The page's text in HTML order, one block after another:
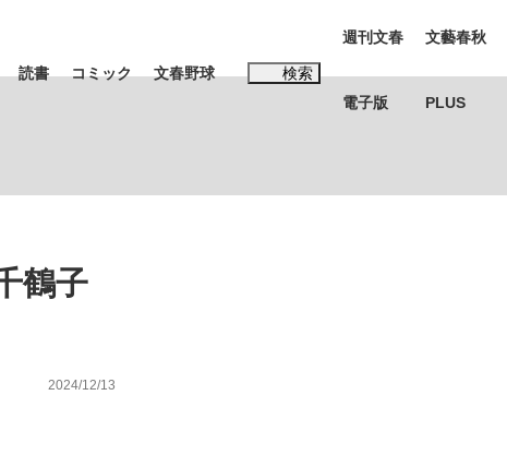
む将棋
読書 コミック 文春野球 検索
#松田聖子
週刊文春
電子版
文藝春秋
PLUS
鶴子
2024/12/13